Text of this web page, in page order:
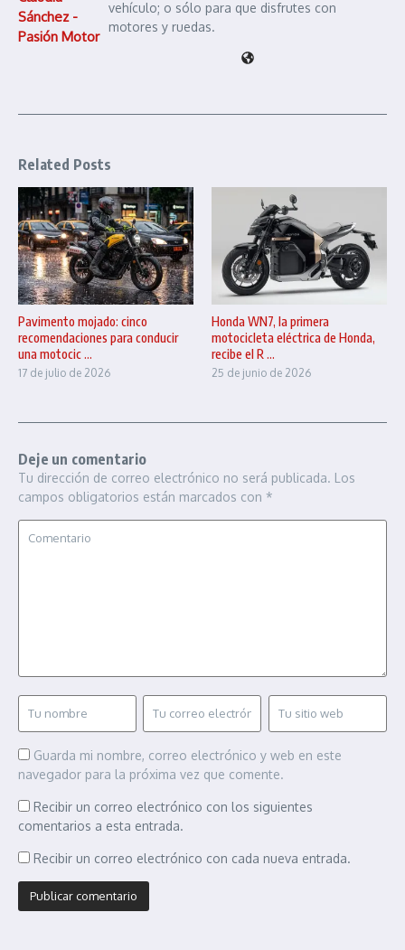
Sánchez -
Pasión Motor
vehículo; o sólo para que disfrutes con
motores y ruedas.
Related Posts
Pavimento mojado: cinco
recomendaciones para conducir
una motocic ...
17 de julio de 2026
Honda WN7, la primera
motocicleta eléctrica de Honda,
recibe el R ...
25 de junio de 2026
Deje un comentario
Tu dirección de correo electrónico no será publicada. Los
campos obligatorios están marcados con *
Guarda mi nombre, correo electrónico y web en este
navegador para la próxima vez que comente.
Recibir un correo electrónico con los siguientes
comentarios a esta entrada.
Recibir un correo electrónico con cada nueva entrada.